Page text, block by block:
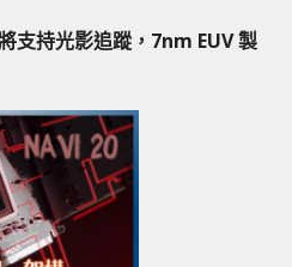
支持光影追蹤，7nm EUV 製